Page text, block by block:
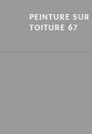
PEINTURE SUR
TOITURE 67